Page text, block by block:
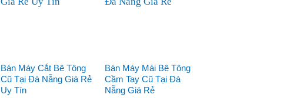
Bán Máy Cắt Bê Tông
Cũ Tại Đà Nẵng Giá Rẻ
Uy Tín
Bán Máy Mài Bê Tông
Cầm Tay Cũ Tại Đà
Nẵng Giá Rẻ